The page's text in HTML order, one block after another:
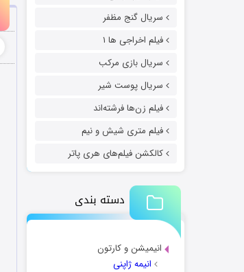
سریال گنج مظفر
فیلم اخراجی ها ۱
سریال بازی مرکب
سریال پوست شیر
فیلم زن‌ها فرشته‌اند
فیلم متری شیش و نیم
کالکشن فیلم‌های هری پاتر
دسته بندی
انیمیشن و کارتون
انیمه ژاپنی